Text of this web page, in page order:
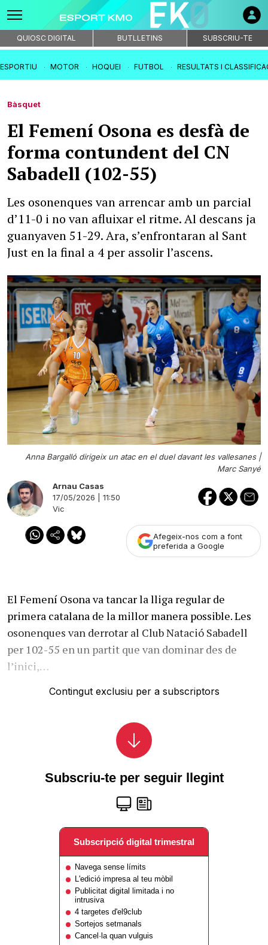
QUIOSC DIGITAL BUTLLETINS SUBSCRIU-TE
MOTOR HOQUEI FUTBOL RESULTATS I
Bàsquet
El Femení Osona es desfà de
forma contundent del CN
Sabadell (102-55)
Les osonenques van arrencar amb un parcial
d’11-0 i no van afluixar el ritme. Al descans ja
guanyaven 51-29. Ara, s’enfrontaran al Sant
Just en la final a 4 per assolir l’ascens.
Anna Bargalló dirigeix un atac en el duel davant les vallesanes |
Marc Sanyé
Arnau Casas
17/05/2026 | 11:50
Vic
Afegeix-nos com a font
preferida a Google
El Femení Osona va tancar la lliga regular de
primera catalana de la millor manera possible. Les
osonenques van derrotar al Club Natació Sabadell
per 102-55 en un partit que van dominar des de
l’inici,…
Contingut exclusiu per a subscriptors